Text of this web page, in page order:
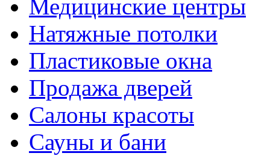
Медицинские центры
Натяжные потолки
Пластиковые окна
Продажа дверей
Салоны красоты
Сауны и бани